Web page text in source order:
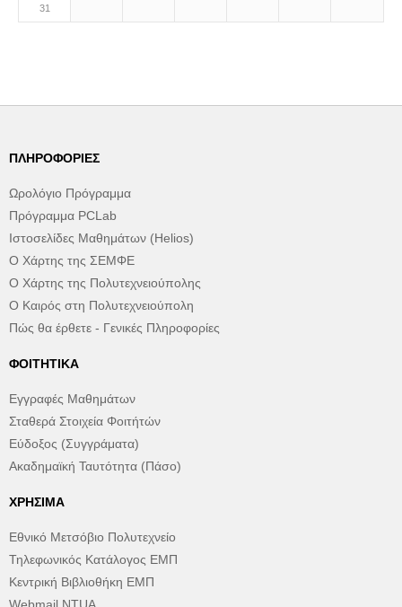
31
ΠΛΗΡΟΦΟΡΊΕΣ
Ωρολόγιο Πρόγραμμα
Πρόγραμμα PCLab
Ιστοσελίδες Μαθημάτων (Helios)
Ο Χάρτης της ΣΕΜΦΕ
Ο Χάρτης της Πολυτεχνειούπολης
Ο Καιρός στη Πολυτεχνειούπολη
Πώς θα έρθετε - Γενικές Πληροφορίες
ΦΟΙΤΗΤΙΚΆ
Εγγραφές Μαθημάτων
Σταθερά Στοιχεία Φοιτήτών
Εύδοξος (Συγγράματα)
Ακαδημαϊκή Ταυτότητα (Πάσο)
ΧΡΉΣΙΜΑ
Εθνικό Μετσόβιο Πολυτεχνείο
Τηλεφωνικός Κατάλογος ΕΜΠ
Κεντρική Βιβλιοθήκη ΕΜΠ